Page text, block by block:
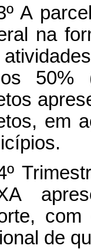
A
na
50%
em
de